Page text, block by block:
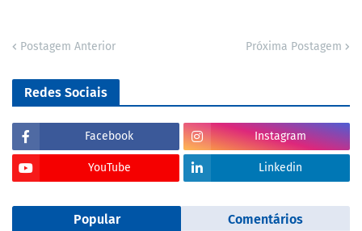
Postagem Anterior Próxima Postagem
Redes Sociais
Facebook Instagram
YouTube Linkedin
Popular Comentários